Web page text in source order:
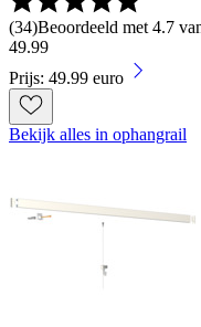
(34)Beoordeeld met 4.7
49.99
Prijs: 49.99 euro
Bekijk alles in ophangrail